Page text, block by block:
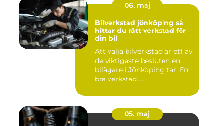
06. maj
Bilverkstad jönköping så
hittar du rätt verkstad för
din bil
Att välja bilverkstad är ett av
de viktigaste besluten en
bilägare i Jönköping tar. En
bra verkstad ...
05. maj